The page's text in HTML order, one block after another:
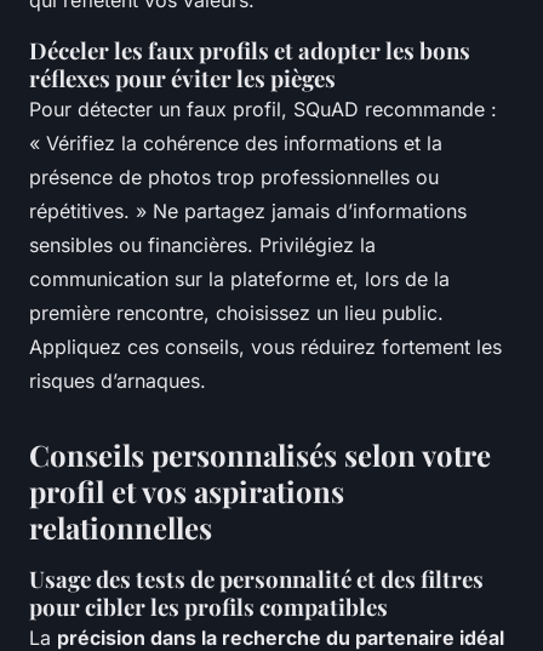
Déceler les faux profils et adopter les bons
réflexes pour éviter les pièges
Pour détecter un faux profil, SQuAD recommande :
« Vérifiez la cohérence des informations et la
présence de photos trop professionnelles ou
répétitives. » Ne partagez jamais d’informations
sensibles ou financières. Privilégiez la
communication sur la plateforme et, lors de la
première rencontre, choisissez un lieu public.
Appliquez ces conseils, vous réduirez fortement les
risques d’arnaques.
Conseils personnalisés selon votre
profil et vos aspirations
relationnelles
Usage des tests de personnalité et des filtres
pour cibler les profils compatibles
La précision dans la recherche du partenaire idéal